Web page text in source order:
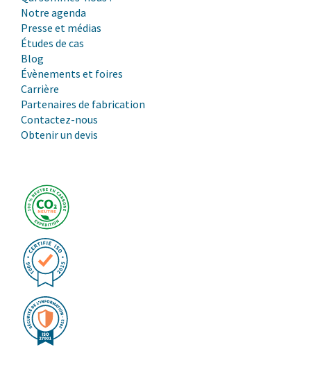
Notre agenda
Presse et médias
Études de cas
Blog
Évènements et foires
Carrière
Partenaires de fabrication
Contactez-nous
Obtenir un devis